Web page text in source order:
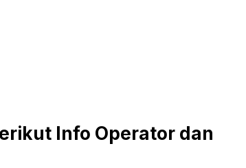
Info Operator dan